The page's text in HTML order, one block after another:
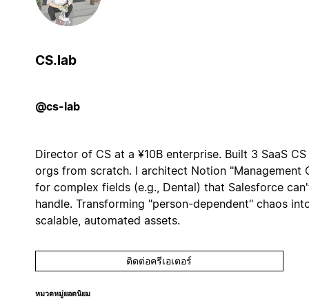
CS.lab
@cs-lab
Director of CS at a ¥10B enterprise. Built 3 SaaS CS
orgs from scratch. I architect Notion "Management
for complex fields (e.g., Dental) that Salesforce
handle. Transforming "person-dependent" chaos
scalable, automated assets.
ติดต่อครีเอเตอร์
หมวดหมู่ยอดนิยม